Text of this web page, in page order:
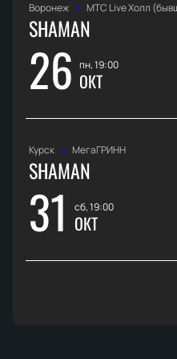
Воронеж МТС Live Холл
SHAMAN
26 пн, 19:00
ОКТ
Курск МегаГРИНН
SHAMAN
31 сб, 19:00
ОКТ